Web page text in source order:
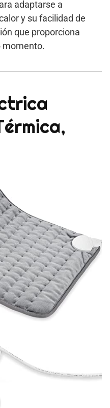
adaptarse a
y su facilidad de
que proporciona
momento.